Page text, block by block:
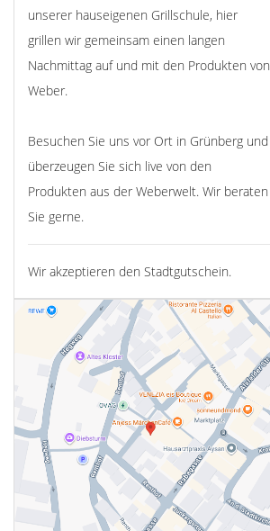
unserer hauseigenen Grillschule, hier
grillen wir gemeinsam einen langen
Nachmittag auf und mit den Produkten von
Weber.
Besuchen Sie uns vor Ort in Grünberg und
überzeugen Sie sich live von den
Produkten aus der Weberwelt. Wir beraten
Sie gerne.
Wir akzeptieren den Stadtgutschein.